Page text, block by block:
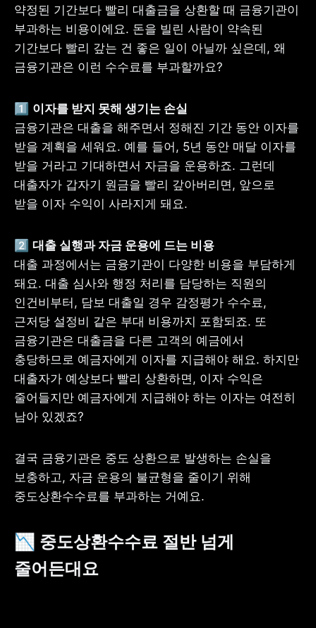
약정된 기간보다 빨리 대출금을 상환할 때 금융기관이
부과하는 비용이에요. 돈을 빌린 사람이 약속된
기간보다 빨리 갚는 건 좋은 일이 아닐까 싶은데, 왜
금융기관은 이런 수수료를 부과할까요?
1️⃣
금융기관은 대출을 해주면서 정해진 기간 동안 이자를
받을 계획을 세워요. 예를 들어, 5년 동안 매달 이자를
받을 거라고 기대하면서 자금을 운용하죠. 그런데
대출자가 갑자기 원금을 빨리 갚아버리면, 앞으로
받을 이자 수익이 사라지게 돼요.
2️⃣
대출 과정에서는 금융기관이 다양한 비용을 부담하게
돼요. 대출 심사와 행정 처리를 담당하는 직원의
인건비부터, 담보 대출일 경우 감정평가 수수료,
근저당 설정비 같은 부대 비용까지 포함되죠. 또
금융기관은 대출금을 다른 고객의 예금에서
충당하므로 예금자에게 이자를 지급해야 해요. 하지만
대출자가 예상보다 빨리 상환하면, 이자 수익은
줄어들지만 예금자에게 지급해야 하는 이자는 여전히
남아 있겠죠?
결국 금융기관은 중도 상환으로 발생하는 손실을
보충하고, 자금 운용의 불균형을 줄이기 위해
중도상환수수료를 부과하는 거예요.
📉 중도상환수수료 절반 넘게
줄어든대요